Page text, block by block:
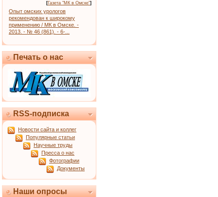
[Газета "МК в Омске"]
Опыт омских урологов
рекомендован к широкому
применению / МК в Омске. -
2013. - № 46 (861). - 6-...
Печать о нас
RSS-подписка
Новости сайта и коллег
Популярные статьи
Научные труды
Пресса о нас
Фотографии
Документы
Наши опросы